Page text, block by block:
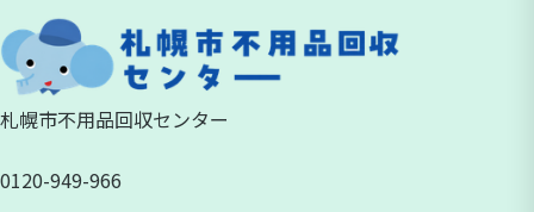
札幌市不用品回収センター
0120-949-966